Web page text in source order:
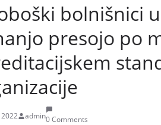
bolnišnici
presojo po
admin0 Comments